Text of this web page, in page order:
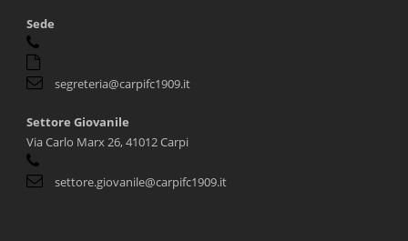
Sede
segreteria@carpifc1909.it
Settore Giovanile
Via Carlo Marx 26, 41012 Carpi
settore.giovanile@carpifc1909.it